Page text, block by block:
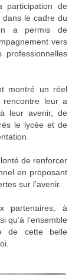
participation de
, dans le cadre du
a permis de
vers
professionnelles
montré un réel
rencontre leur a
leur avenir, de
le lycée et de
de renforcer
en proposant
sur l’avenir.
partenaires, à
qu’à l’ensemble
de cette belle